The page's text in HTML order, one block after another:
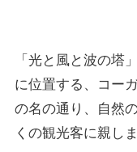
「光と風と波の塔
に位置する、コー
の名の通り、自然
くの観光客に親し